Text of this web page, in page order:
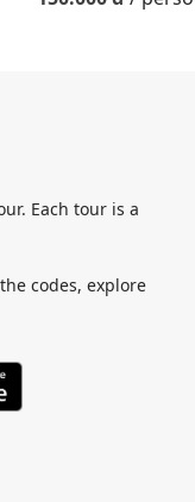
Each tour is a
codes, explore